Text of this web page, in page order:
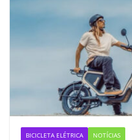
BICICLETA ELÉTRICA NOTÍCIAS